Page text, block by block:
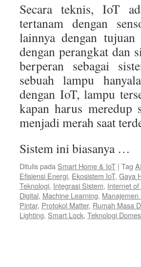
Secara teknis, IoT
tertanam dengan
lainnya dengan
dengan perangkat dan
berperan sebagai
sebuah lampu
dengan IoT, lampu
kapan harus
menjadi merah saat
Sistem ini biasanya …
Ditulis pada Smart Home & IoT | Tag
Efisiensi Energi, Ekosistem IoT, Gaya
Teknologi, Integrasi Sistem, Internet
Digital, Machine Learning, Manajemen
Pintar, Protokol Matter, Rumah Masa
Lighting, Smart Lock, Teknologi